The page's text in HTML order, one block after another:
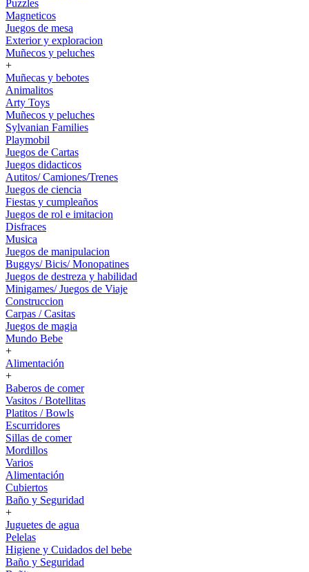
Puzzles
Magneticos
Juegos de mesa
Exterior y exploracion
Muñecos y peluches
+
Muñecas y bebotes
Animalitos
Arty Toys
Muñecos y peluches
Sylvanian Families
Playmobil
Juegos de Cartas
Juegos didacticos
Autitos/ Camiones/Trenes
Juegos de ciencia
Fiestas y cumpleaños
Juegos de rol e imitacion
Disfraces
Musica
Juegos de manipulacion
Buggys/ Bicis/ Monopatines
Juegos de destreza y habilidad
Minigames/ Juegos de Viaje
Construccion
Carpas / Casitas
Juegos de magia
Mundo Bebe
+
Alimentación
+
Baberos de comer
Vasitos / Botellitas
Platitos / Bowls
Escurridores
Sillas de comer
Mordillos
Varios
Alimentación
Cubiertos
Baño y Seguridad
+
Juguetes de agua
Pelelas
Higiene y Cuidados del bebe
Baño y Seguridad